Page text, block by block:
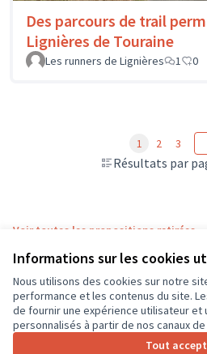
Informations sur les cookies
Nous utilisons des cookies sur notre
performance et les contenus du site.
de fournir une expérience utilisateur et
personnalisés à partir de nos canaux
Tout
Des parcours de trail
Lignières de Touraine
Les runners de Lignières
1 0
Résultats par
1 2 3
Voir toutes les propositions retirées
Conditions d'utilisation
Paramètres des cookies
CD37 sur X
(Lien externe)
CD37 sur Facebook
CD37 sur Instagram
CD37 sur YouTube
(Lien externe)